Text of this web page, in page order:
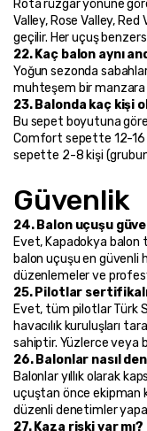
Rota rüzgar yönüne
Valley, Rose Valley,
geçilir. Her uçuş
22. Kaç balon aynı
Yoğun sezonda
muhteşem bir
23. Balonda kaç kişi
Bu sepet boyutuna
Comfort sepette 12-16
sepette 2-8 kişi
Güvenlik
24. Balon uçuşu
Evet, Kapadokya
balon uçuşu en güvenli
düzenlemeler ve
25. Pilotlar sertifikalı
Evet, tüm pilotlar Türk
havacılık kuruluşları
sahiptir. Yüzlerce veya
26. Balonlar nasıl
Balonlar yıllık olarak
uçuştan önce ekipman
düzenli denetimler
27. Kaza riski var mı?